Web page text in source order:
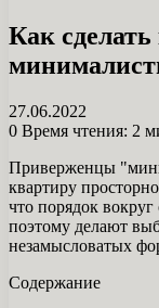
Как
27.06.2022
0 Время чтения: 2
Приверженцы
квартиру
что порядок
поэтому делают
незамысловатых
Содержание